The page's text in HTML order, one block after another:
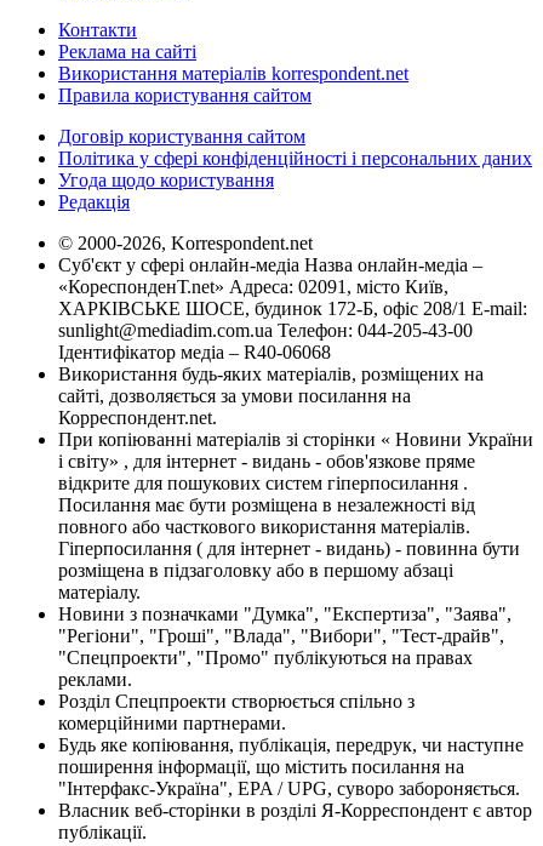
Контакти
Реклама на сайті
Використання матеріалів korrespondent.net
Правила користування сайтом
Договір користування сайтом
Політика у сфері конфіденційності і персональних даних
Угода щодо користування
Редакція
© 2000-2026, Korrespondent.net
Суб'єкт у сфері онлайн-медіа Назва онлайн-медіа –
«КореспонденТ.net» Адреса: 02091, місто Київ,
ХАРКІВСЬКЕ ШОСЕ, будинок 172-Б, офіс 208/1 E-mail:
sunlight@mediadim.com.ua Телефон: 044-205-43-00
Ідентифікатор медіа – R40-06068
Використання будь-яких матеріалів, розміщених на
сайті, дозволяється за умови посилання на
Корреспондент.net.
При копіюванні матеріалів зі сторінки « Новини України
і світу» , для інтернет - видань - обов'язкове пряме
відкрите для пошукових систем гіперпосилання .
Посилання має бути розміщена в незалежності від
повного або часткового використання матеріалів.
Гіперпосилання ( для інтернет - видань) - повинна бути
розміщена в підзаголовку або в першому абзаці
матеріалу.
Новини з позначками "Думка", "Експертиза", "Заява",
"Регіони", "Гроші", "Влада", "Вибори", "Тест-драйв",
"Спецпроекти", "Промо" публікуються на правах
реклами.
Розділ Спецпроекти створюється спільно з
комерційними партнерами.
Будь яке копіювання, публікація, передрук, чи наступне
поширення інформації, що містить посилання на
"Інтерфакс-Україна", EPA / UPG, суворо забороняється.
Власник веб-сторінки в розділі Я-Корреспондент є автор
публікації.